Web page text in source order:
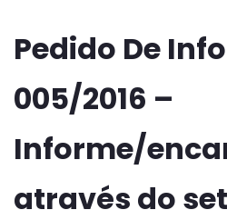
Pedido De
005/2016 –
Informe/
através do